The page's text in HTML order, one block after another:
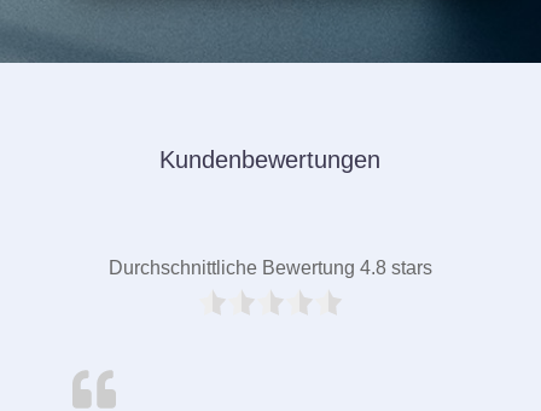
Kundenbewertungen
Durchschnittliche Bewertung 4.8 stars